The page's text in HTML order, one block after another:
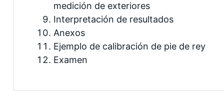
medición de exteriores
Interpretación de resultados
Anexos
Ejemplo de calibración de pie de rey
Examen